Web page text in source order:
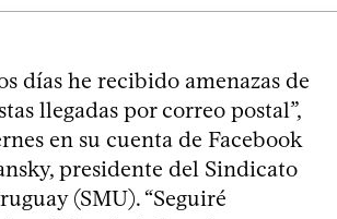
días he recibido amenazas de
llegadas por correo postal”,
en su cuenta de Facebook
presidente del Sindicato
(SMU). “Seguiré